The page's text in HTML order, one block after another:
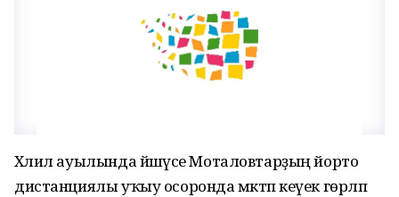
Хәлил ауылында йәшәүсе Моталовтарҙың йорто
дистанциялы уҡыу осоронда мәктәп кеүек гөрләп